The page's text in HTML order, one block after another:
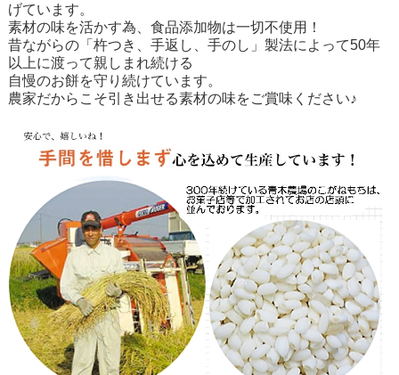
げています。
素材の味を活かす為、食品添加物は一切不使用！
昔ながらの「杵つき、手返し、手のし」製法によって50年
以上に渡って親しまれ続ける
自慢のお餅を守り続けています。
農家だからこそ引き出せる素材の味をご賞味ください♪